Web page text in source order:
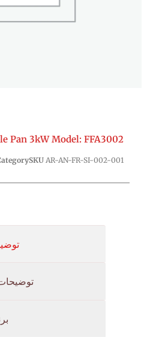
Pan 3kW Model: FFA3002
SKU AR-AN-FR-SI-002-001